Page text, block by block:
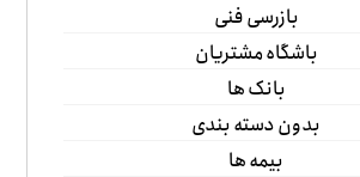
بازرسی فنی
باشگاه مشتریان
بانک ها
بدون دسته بندی
بیمه ها